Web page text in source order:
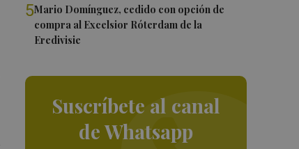
5Mario Domínguez, cedido con opción de
compra al Excelsior Róterdam de la
Eredivisie
Suscríbete al canal
de Whatsapp